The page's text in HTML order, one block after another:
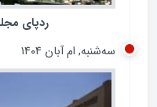
ردپای
سه‌شنبه, ام آبان ۱۴۰۴